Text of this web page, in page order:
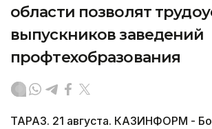
области позволят
выпускников заведений
профтехобразования
ТАРАЗ. 21 августа. КАЗИНФОРМ -